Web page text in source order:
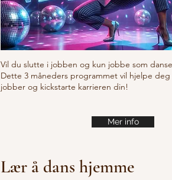
Vil du slutte i jobben og kun jobbe som
Dette 3 måneders programmet vil hjelpe
jobber og kickstarte karrieren din!
Mer info
Lær å dans hjemme